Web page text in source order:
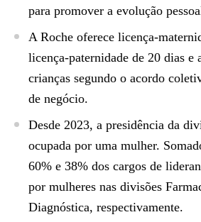
para promover a evolução
A Roche oferece licença-
licença-paternidade de 20 dias e
crianças segundo o acordo
de negócio.
Desde 2023, a presidência da
ocupada por uma mulher.
60% e 38% dos cargos de
por mulheres nas divisões
Diagnóstica, respectivamente.